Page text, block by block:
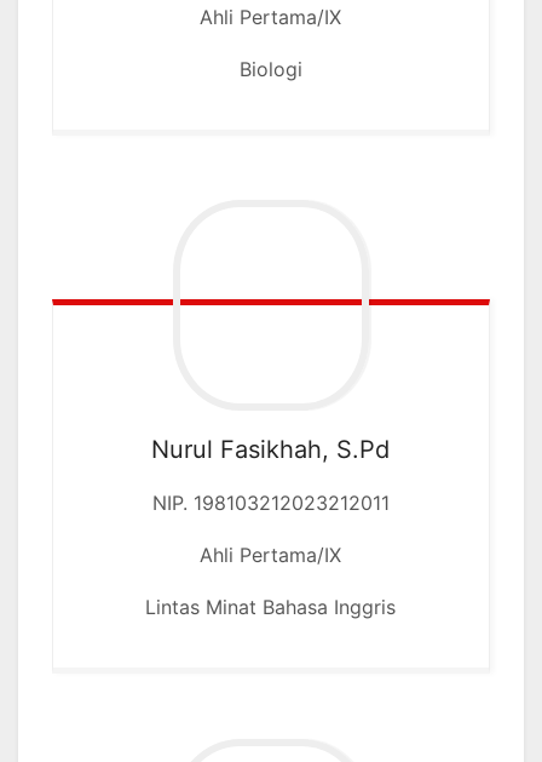
Ahli Pertama/IX
Biologi
Nurul Fasikhah, S.Pd
NIP. 198103212023212011
Ahli Pertama/IX
Lintas Minat Bahasa Inggris